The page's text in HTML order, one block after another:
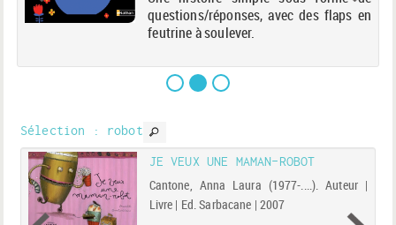
questions/réponses, avec des flaps en
feutrine à soulever.
Sélection : robot
JE VEUX UNE MAMAN-ROBOT
Cantone, Anna Laura (1977-....). Auteur |
Livre | Ed. Sarbacane | 2007